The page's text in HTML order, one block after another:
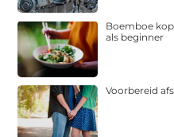
Boemboe
als beginner
Voorbereid